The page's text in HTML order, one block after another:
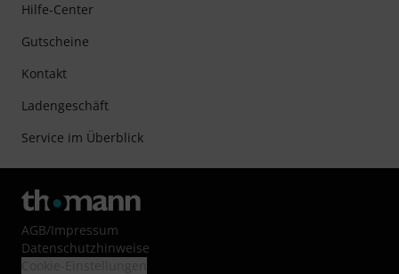
Hilfe-Center
Gutscheine
Kontakt
Ladengeschäft
Service im Überblick
AGB/Impressum
Datenschutzhinweise